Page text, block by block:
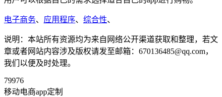
电子商务、 应用程序、 综合性、
说明：本站所有资源均为来自网络公开渠道获取和整理，若文
章或者网站内容涉及版权请发至邮箱：670136485@qq.com，
我们以便及时处理。
79976
移动电商app定制